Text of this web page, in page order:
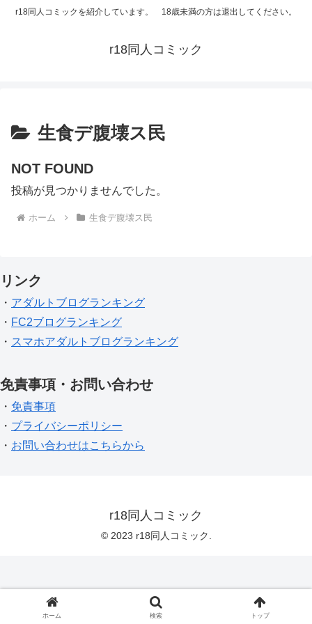
r18同人コミックを紹介しています。 18歳未満の方は退出してください。
r18同人コミック
生食デ腹壊ス民
NOT FOUND
投稿が見つかりませんでした。
ホーム 生食デ腹壊ス民
リンク
・ アダルトブログランキング
・ FC2ブログランキング
・ スマホアダルトブログランキング
免責事項・お問い合わせ
・ 免責事項
・ プライバシーポリシー
・ お問い合わせはこちらから
r18同人コミック
© 2023 r18同人コミック.
ホーム 検索 トップ